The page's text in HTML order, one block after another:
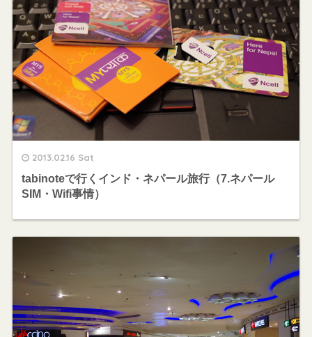
2013.02.16 Sat
tabinoteで行くインド・ネパール旅行（7.ネパール
SIM・Wifi事情）